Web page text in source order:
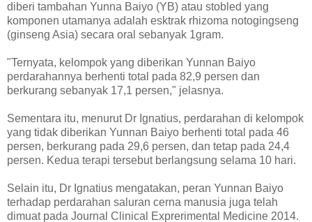
diberi tambahan Yunna Baiyo (YB) atau stobled yang
komponen utamanya adalah esktrak rhizoma notogingseng
(ginseng Asia) secara oral sebanyak 1gram.
"Ternyata, kelompok yang diberikan Yunnan Baiyo
perdarahannya berhenti total pada 82,9 persen dan
berkurang sebanyak 17,1 persen," jelasnya.
Sementara itu, menurut Dr Ignatius, perdarahan di kelompok
yang tidak diberikan Yunnan Baiyo berhenti total pada 46
persen, berkurang pada 29,6 persen, dan tetap pada 24,4
persen. Kedua terapi tersebut berlangsung selama 10 hari.
Selain itu, Dr Ignatius mengatakan, peran Yunnan Baiyo
terhadap perdarahan saluran cerna manusia juga telah
dimuat pada Journal Clinical Exprerimental Medicine 2014.